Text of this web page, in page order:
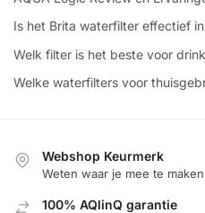
Is het Brita waterfilter effectief
Welk filter is het beste voor
Welke waterfilters voor
Webshop Keurmerk
Weten waar je mee te
100% AQlinQ garantie